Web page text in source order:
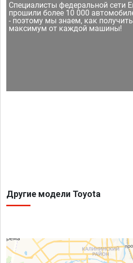
Специалисты федеральной сети
прошили более 10 000
- поэтому мы знаем, как
максимум от каждой машины!
Другие модели Toyota